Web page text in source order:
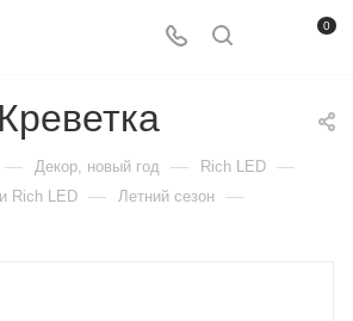
0
— Декор, новый год — Rich LED —
Rich LED — Летний сезон —